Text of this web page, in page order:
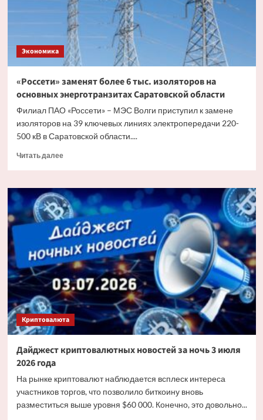
другими
видами
валюты
Экономика
«Россети» заменят более 6 тыс. изоляторов на
основных энерготранзитах Саратовской области
Филиал ПАО «Россети» – МЭС Волги приступил к замене
изоляторов на 39 ключевых линиях электропередачи 220-
500 кВ в Саратовской области....
Читать далееПрочитать
«Россети»
заменят
более
6
тыс.
изоляторов
на
основных
энерготранзитах
Саратовской
области
Криптовалюта
Дайджест криптовалютных новостей за ночь 3 июля
2026 года
На рынке криптовалют наблюдается всплеск интереса
участников торгов, что позволило биткоину вновь
разместиться выше уровня $60 000. Конечно, это довольно...